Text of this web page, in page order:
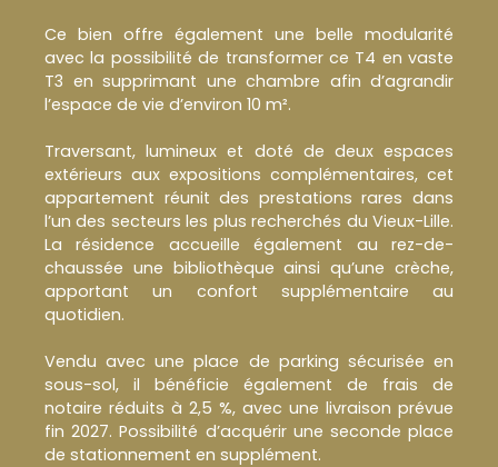
Ce bien offre également une belle modularité
avec la possibilité de transformer ce T4 en vaste
T3 en supprimant une chambre afin d’agrandir
l’espace de vie d’environ 10 m².
Traversant, lumineux et doté de deux espaces
extérieurs aux expositions complémentaires, cet
appartement réunit des prestations rares dans
l’un des secteurs les plus recherchés du Vieux-Lille.
La résidence accueille également au rez-de-
chaussée une bibliothèque ainsi qu’une crèche,
apportant un confort supplémentaire au
quotidien.
Vendu avec une place de parking sécurisée en
sous-sol, il bénéficie également de frais de
notaire réduits à 2,5 %, avec une livraison prévue
fin 2027. Possibilité d’acquérir une seconde place
de stationnement en supplément.